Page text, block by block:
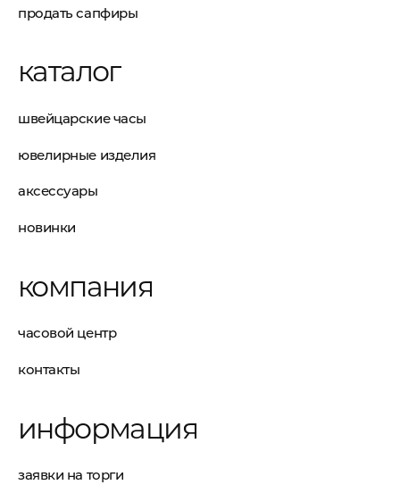
продать сапфиры
каталог
швейцарские часы
ювелирные изделия
аксессуары
новинки
компания
часовой центр
контакты
информация
заявки на торги